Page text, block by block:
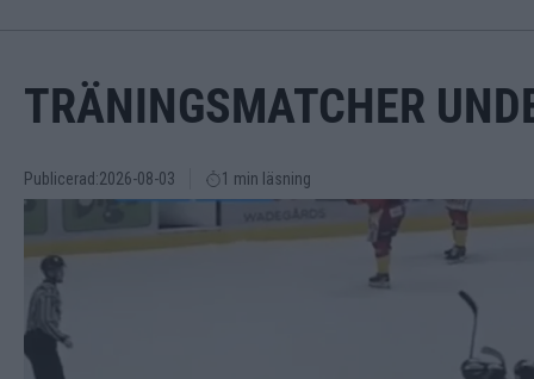
TRÄNINGSMATCHER
Publicerad:2026-08-03 1 min läsning